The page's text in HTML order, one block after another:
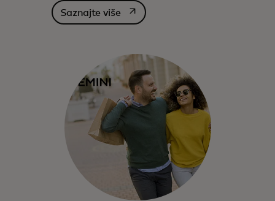
Saznajte višeopens in a new tab